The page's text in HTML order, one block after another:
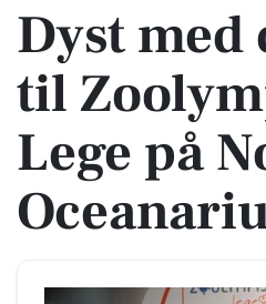
Dyst med
til
Lege på